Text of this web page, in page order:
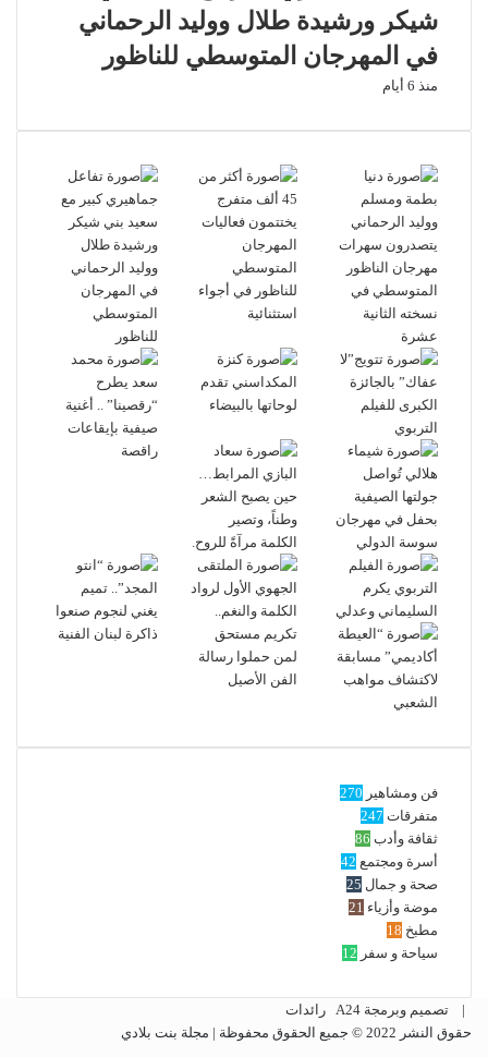
شيكر ورشيدة طلال ووليد الرحماني
في المهرجان المتوسطي للناظور
منذ 6 أيام
فن ومشاهير 270
متفرقات 247
ثقافة وأدب 86
أسرة ومجتمع 42
صحة و جمال 25
موضة وأزياء 21
مطبخ 18
سياحة و سفر 12
| تصميم وبرمجة A24
رائدات
حقوق النشر 2022 © جميع الحقوق محفوظة | مجلة بنت بلادي